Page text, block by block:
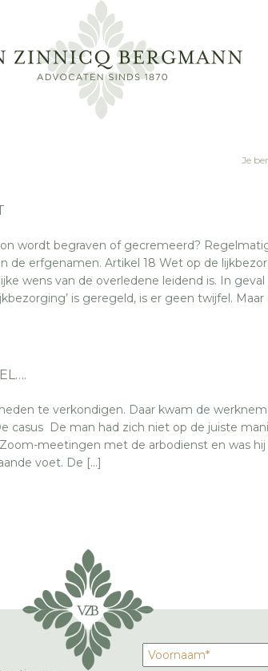
Je
wordt begraven of gecremeerd?
de erfgenamen. Artikel 18 Wet op de
wens van de overledene leidend is. In geval
is geregeld, is er geen twijfel. Maar
te verkondigen. Daar kwam de
casus De man had zich niet op de juiste
meetingen met de arbodienst en was
voet. De […]